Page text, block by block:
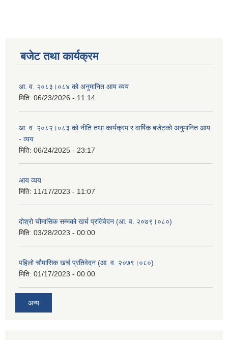
बजेट तथा कार्यक्रम
आ. व. २०८३।०८४ को अनुमानित आय व्यय
मिति: 06/23/2026 - 11:14
आ. व. २०८२।०८३ को नीति तथा कार्यक्रम र वार्षिक बजेटको अनुमानित आय
- व्यय
मिति: 06/24/2025 - 23:17
आय व्यय
मिति: 11/17/2023 - 11:07
दोश्रो चौमासिक सम्मको खर्च प्रतिवेदन (आ. व. २०७९।०८०)
मिति: 03/28/2023 - 00:00
पहिलो चौमासिक खर्च प्रतिवेदन (आ. व. २०७९।०८०)
मिति: 01/17/2023 - 00:00
अन्य